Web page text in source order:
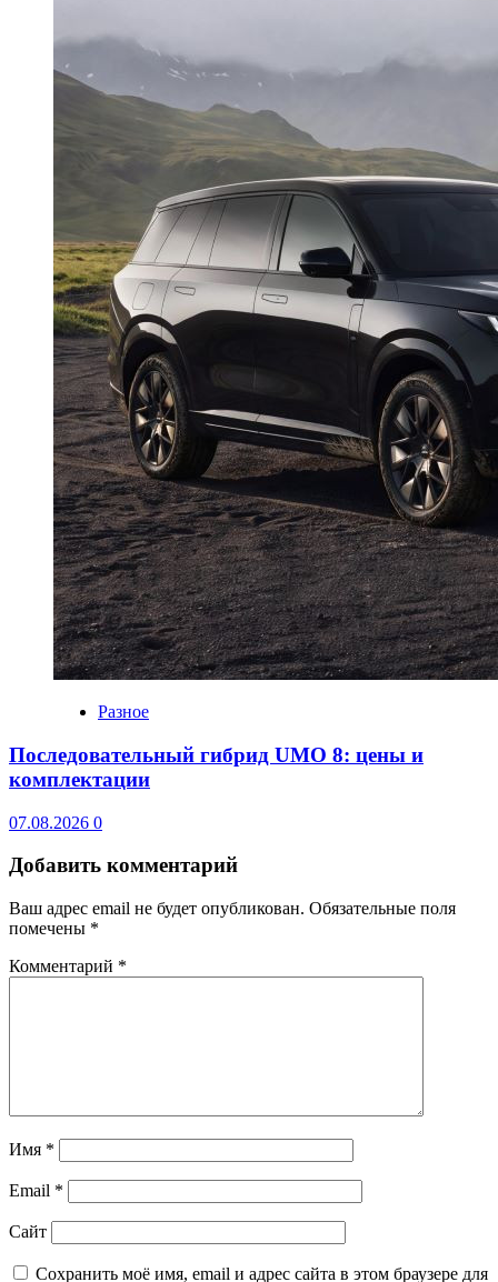
Разное
Последовательный гибрид UMO 8: цены и
комплектации
07.08.2026 0
Добавить комментарий
Ваш адрес email не будет опубликован. Обязательные поля
помечены *
Комментарий *
Имя *
Email *
Сайт
Сохранить моё имя, email и адрес сайта в этом браузере для